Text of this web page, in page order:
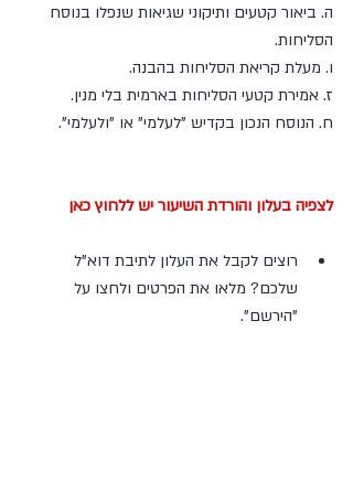
ה. ביאור קטעים ותיקוני שגיאות שנפלו בנוסח
הסליחות.
ו. מעלת קריאת הסליחות בהבנה.
ז. אמירת קטעי הסליחות בארמית בלי מנין.
ח. הנוסח הנכון בקדיש "לעלמי" או "ולעלמי".
לצפיה בעלון והורדת השיעור יש ללחוץ כאן
רוצים לקבל את העלון לתיבת דוא"ל
שלכם? מלאו את הפרטים ולחצו על
"הירשם".